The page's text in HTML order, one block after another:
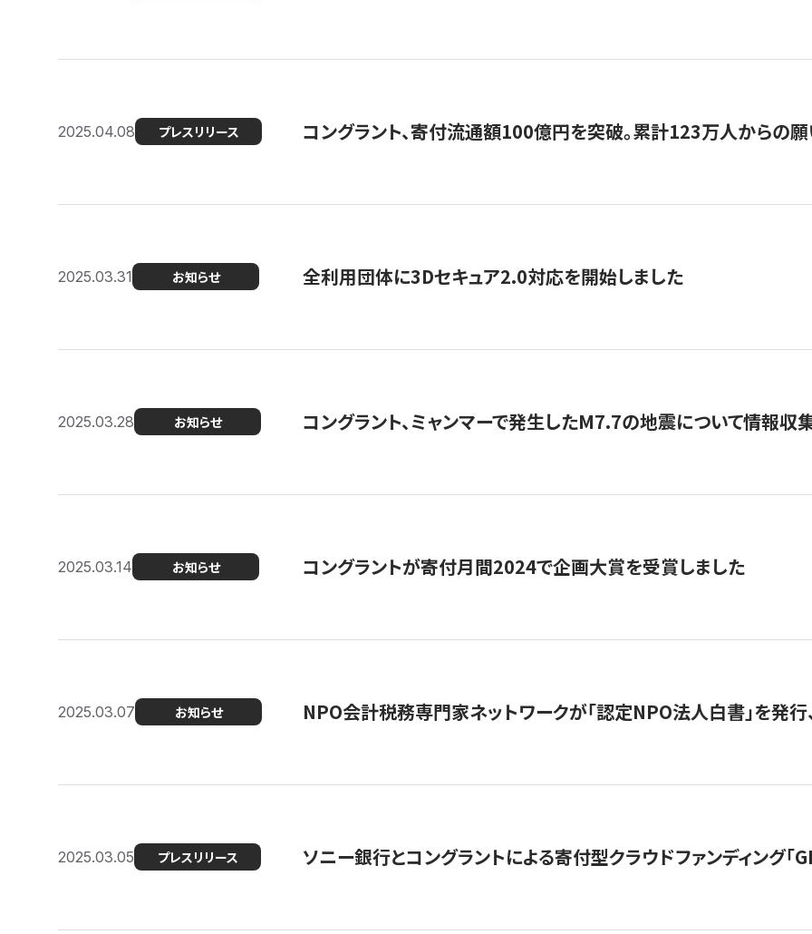
2025.04.08 プレスリリース コングラント、寄付流通額100億円を突破。累計123万人からの
2025.03.31 お知らせ 全利用団体に3Dセキュア2.0対応を開始しました
2025.03.28 お知らせ コングラント、ミャンマーで発生したM7.7の地震について情報収
2025.03.14 お知らせ コングラントが寄付月間2024で企画大賞を受賞しました
2025.03.07 お知らせ NPO会計税務専門家ネットワークが「認定NPO法人白書」を発
2025.03.05 プレスリリース ソニー銀行とコングラントによる寄付型クラウドファンディング